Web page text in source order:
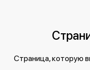
Страница, которую